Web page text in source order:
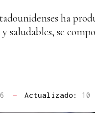
ha
saludables, se
— Actualizado: 10